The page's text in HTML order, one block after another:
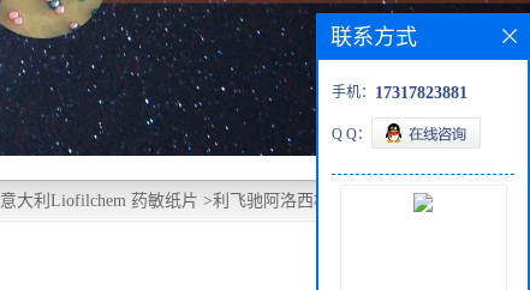
意大利Liofilchem 药敏纸片 >利飞驰阿洛西林药敏纸片75ug
联系方式
手机： 17317823881
Q Q：